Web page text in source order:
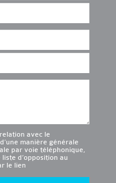
avec le
manière générale
par voie téléphonique,
d’opposition au
le lien